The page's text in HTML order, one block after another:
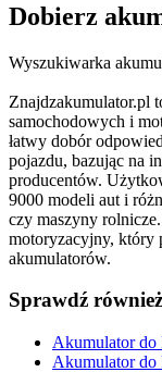
Dobierz
Wyszukiwarka
Znajdzakumulator.pl
samochodowych i
łatwy dobór
pojazdu, bazując na
producentów.
9000 modeli aut i
czy maszyny
motoryzacyjny, który
akumulatorów.
Sprawdź również
Akumulator do
Akumulator do